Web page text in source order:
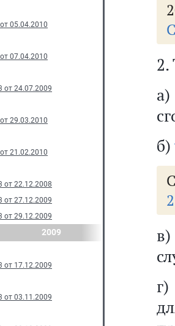
05.04.2010
07.04.2010
от 24.07.2009
29.03.2010
21.02.2010
от 22.12.2008
от 27.12.2009
от 29.12.2009
2009
от 17.12.2009
от 03.11.2009
2.
б)